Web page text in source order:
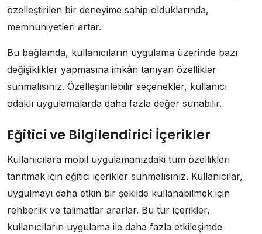
özelleştirilen bir deneyime sahip olduklarında,
memnuniyetleri artar.
Bu bağlamda, kullanıcıların uygulama üzerinde bazı
değişiklikler yapmasına imkân tanıyan özellikler
sunmalısınız. Özelleştirilebilir seçenekler, kullanıcı
odaklı uygulamalarda daha fazla değer sunabilir.
Eğitici ve Bilgilendirici İçerikler
Kullanıcılara mobil uygulamanızdaki tüm özellikleri
tanıtmak için eğitici içerikler sunmalısınız. Kullanıcılar,
uygulmayı daha etkin bir şekilde kullanabilmek için
rehberlik ve talimatlar ararlar. Bu tür içerikler,
kullanıcıların uygulama ile daha fazla etkileşimde